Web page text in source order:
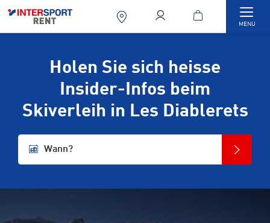
MENU
Holen Sie sich heisse
Insider-Infos beim
Skiverleih in Les Diablerets
Wann?